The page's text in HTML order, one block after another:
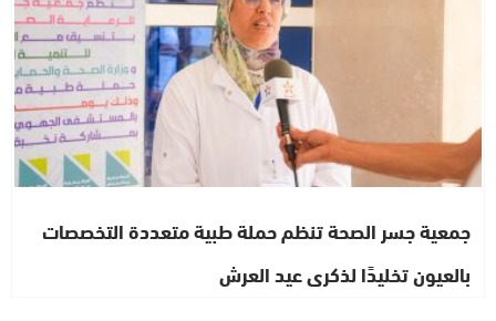
جمعية جسر الصحة تنظم حملة طبية متعددة التخصصات
بالعيون تخليدًا لذكرى عيد العرش